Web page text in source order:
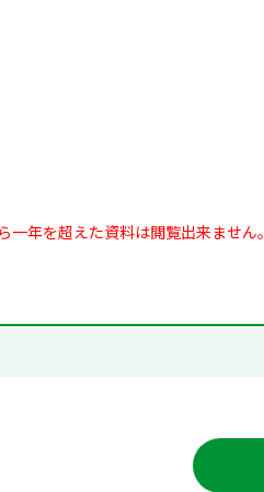
一年を超えた資料は閲覧出来ません。